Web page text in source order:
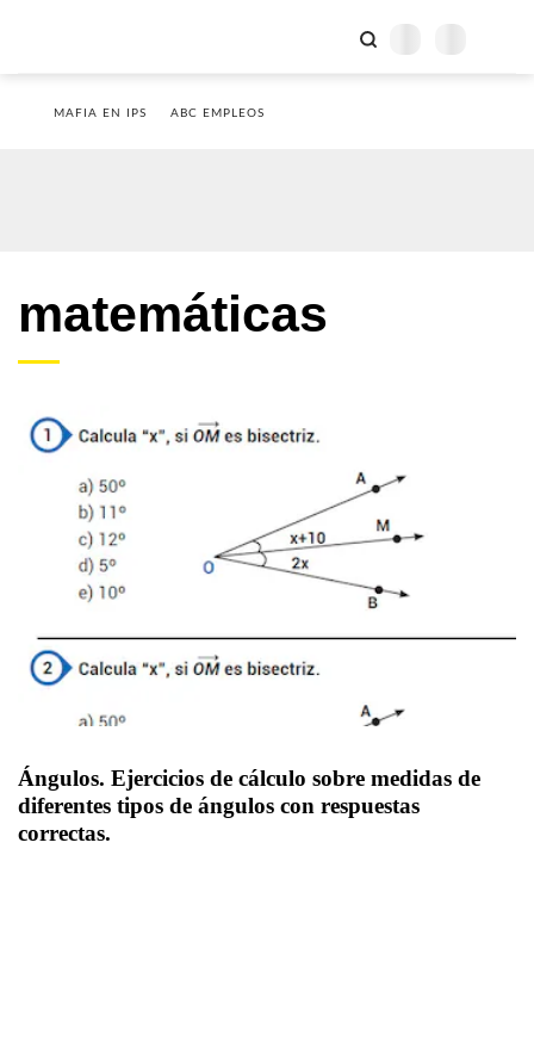
MAFIA EN IPS ABC EMPLEOS
matemáticas
Ángulos. Ejercicios de cálculo sobre medidas de
diferentes tipos de ángulos con respuestas